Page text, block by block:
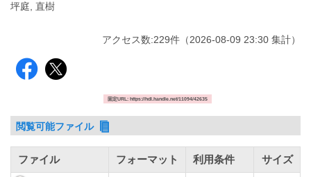
坪庭, 直樹
アクセス数:229件 （2026-08-09 23:30 集計）
固定URL: https://hdl.handle.net/11094/42635
閲覧可能ファイル
ファイル フォーマット 利用条件 サイズ